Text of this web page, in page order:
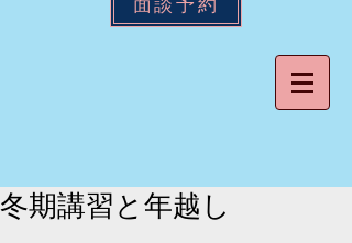
冬期講習と年越し